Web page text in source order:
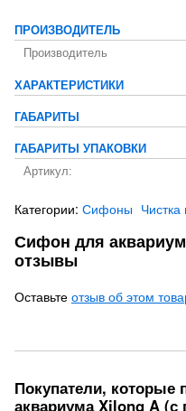
ПРОИЗВОДИТЕЛЬ
Производитель
ХАРАКТЕРИСТИКИ
ГАБАРИТЫ
ГАБАРИТЫ УПАКОВКИ
Артикул:
Категории: Сифоны
Сифон для
отзывы
Оставьте отзыв об этом
Покупатели,
аквариума Xilong A (с